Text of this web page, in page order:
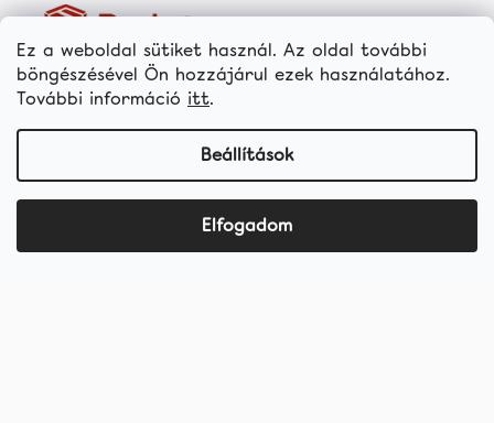
Ez a weboldal sütiket használ. Az oldal további
böngészésével Ön hozzájárul ezek használatához.
További információ itt.
Beállítások
Elfogadom
Fogfehérítő termékek
Kedvezményes csomagok
Fogkefék